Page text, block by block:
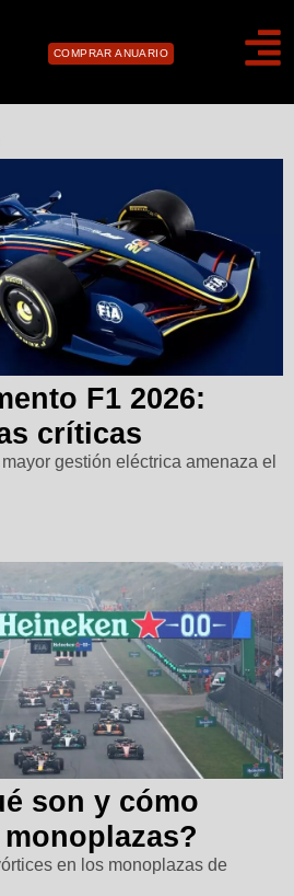
COMPRAR ANUARIO
F1 2026:
críticas
gestión eléctrica amenaza el
son y cómo
en los monoplazas de